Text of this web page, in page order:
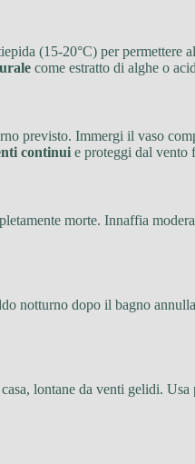
(15-20°C) per permettere
come estratto di alghe o
previsto. Immergi il vaso
continui e proteggi dal vento
morte. Innaffia
notturno dopo il bagno
lontane da venti gelidi.